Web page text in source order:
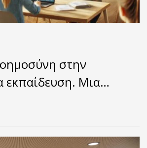
στην
εκπαίδευση. Μια
και